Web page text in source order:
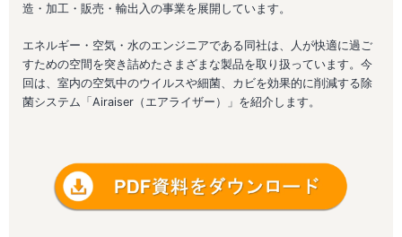
造・加工・販売・輸出入の事業を展開しています。
エネルギー・空気・水のエンジニアである同社は、人が快適に過ご
すための空間を突き詰めたさまざまな製品を取り扱っています。今
回は、室内の空気中のウイルスや細菌、カビを効果的に削減する除
菌システム「Airaiser（エアライザー）」を紹介します。